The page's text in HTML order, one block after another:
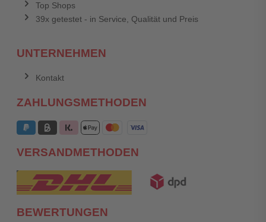
Top Shops
39x getestet - in Service, Qualität und Preis
UNTERNEHMEN
Kontakt
ZAHLUNGSMETHODEN
VERSANDMETHODEN
BEWERTUNGEN